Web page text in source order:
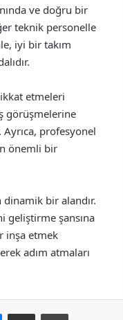
ve doğru bir
teknik personelle
iyi bir takım
etmeleri
görüşmelerine
Ayrıca, profesyonel
önemli bir
bir alandır.
geliştirme şansına
inşa etmek
adım atmaları
Messenger
E-Posta ile paylaş Yazdır